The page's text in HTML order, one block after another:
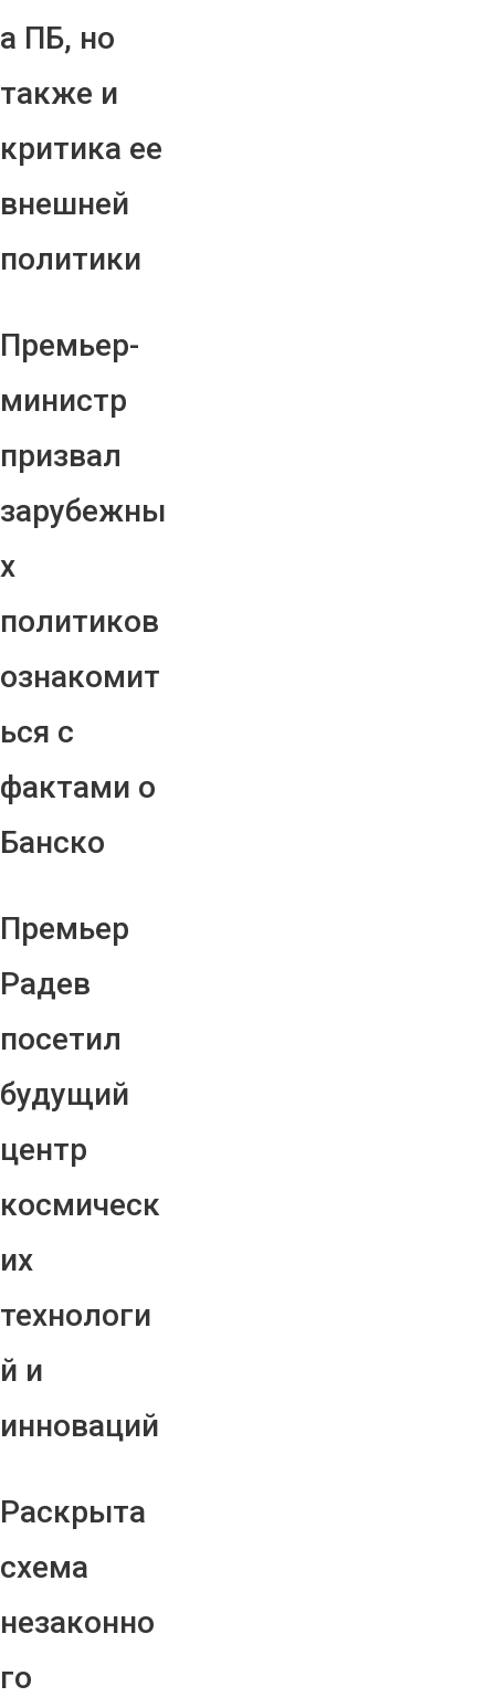
а ПБ, но
также и
критика ее
внешней
политики
Премьер-
министр
призвал
зарубежны
х
политиков
ознакомит
ься с
фактами о
Банско
Премьер
Радев
посетил
будущий
центр
космическ
их
технологи
й и
инноваций
Раскрыта
схема
незаконно
го